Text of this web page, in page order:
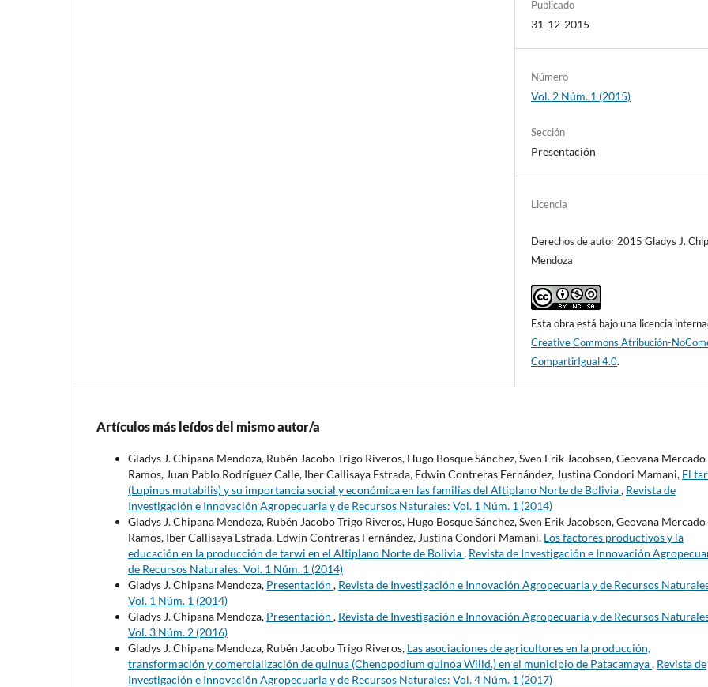
Publicado
31-12-2015
Número
Vol. 2 Núm. 1 (2015)
Sección
Presentación
Licencia
Derechos de autor 2015 Gladys J.
Mendoza
Esta obra está bajo una licencia
Creative Commons Atribución-
CompartirIgual 4.0.
Artículos más leídos del mismo autor/a
Gladys J. Chipana Mendoza, Rubén Jacobo Trigo Riveros, Hugo Bosque Sánchez, Sven Erik Jacobsen, Geovana Mercado
Ramos, Juan Pablo Rodríguez Calle, Iber Callisaya Estrada, Edwin Contreras Fernández, Justina Condori Mamani, El
(Lupinus mutabilis) y su importancia social y económica en las familias del Altiplano Norte de Bolivia, Revista de
Investigación e Innovación Agropecuaria y de Recursos Naturales: Vol. 1 Núm. 1 (2014)
Gladys J. Chipana Mendoza, Rubén Jacobo Trigo Riveros, Hugo Bosque Sánchez, Sven Erik Jacobsen, Geovana Mercado
Ramos, Iber Callisaya Estrada, Edwin Contreras Fernández, Justina Condori Mamani, Los factores productivos y la
educación en la producción de tarwi en el Altiplano Norte de Bolivia, Revista de Investigación e Innovación
de Recursos Naturales: Vol. 1 Núm. 1 (2014)
Gladys J. Chipana Mendoza, Presentación , Revista de Investigación e Innovación Agropecuaria y de Recursos
Vol. 1 Núm. 1 (2014)
Gladys J. Chipana Mendoza, Presentación , Revista de Investigación e Innovación Agropecuaria y de Recursos
Vol. 3 Núm. 2 (2016)
Gladys J. Chipana Mendoza, Rubén Jacobo Trigo Riveros, Las asociaciones de agricultores en la producción,
transformación y comercialización de quinua (Chenopodium quinoa Willd.) en el municipio de Patacamaya, Revista de
Investigación e Innovación Agropecuaria y de Recursos Naturales: Vol. 4 Núm. 1 (2017)